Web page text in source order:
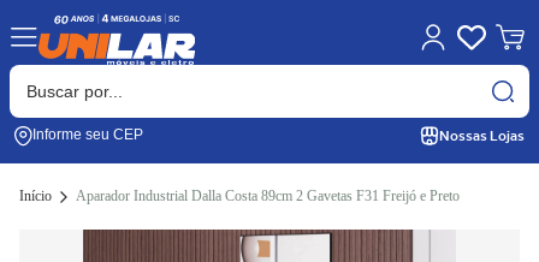
Informe seu CEP Nossas Lojas
Início Aparador Industrial Dalla Costa 89cm 2 Gavetas F31 Freijó e Preto